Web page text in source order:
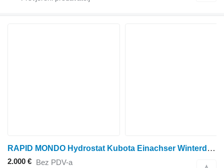
RAPID MONDO Hydrostat Kubota Einachser Winterdienst Geräteträger
2.000 € Bez PDV-a